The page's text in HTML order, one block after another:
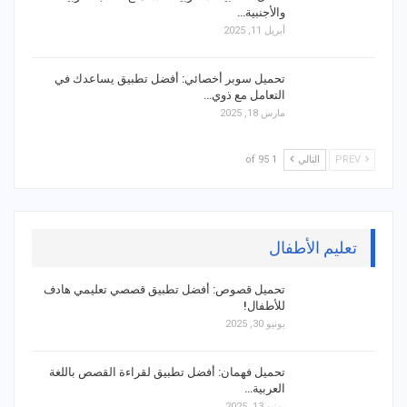
والأجنبية…
أبريل 11, 2025
تحميل سوبر أخصائي: أفضل تطبيق يساعدك في
التعامل مع ذوي…
مارس 18, 2025
التالي 1 of 95
تعليم الأطفال
تحميل قصوص: أفضل تطبيق قصصي تعليمي هادف
للأطفال!
يونيو 30, 2025
تحميل فهمان: أفضل تطبيق لقراءة القصص باللغة
العربية…